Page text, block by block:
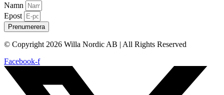
Namn
Epost
Prenumerera
© Copyright 2026 Willa Nordic AB | All Rights Reserved
Facebook-f